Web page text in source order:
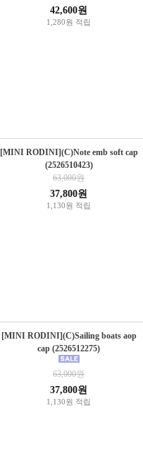
42,600원
1,280원 적립
[MINI RODINI](C)Note emb soft cap
(2526510423)
63,000원
37,800원
1,130원 적립
[MINI RODINI](C)Sailing boats aop
cap (2526512275)
63,000원
37,800원
1,130원 적립